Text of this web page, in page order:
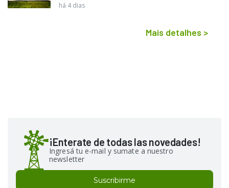
há 4 dias
Mais detalhes >
¡Enterate de todas las novedades!
Ingresá tu e-mail y sumate a nuestro
newsletter
Suscribirme